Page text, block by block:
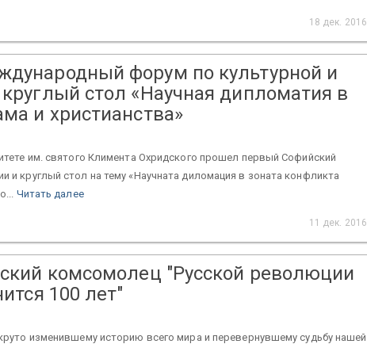
18 дек. 2016
форум по культурной и
стол «Научная дипломатия в
и христианства»
им. святого Климента Охридского прошел первый Софийский
и круглый стол на тему «Научната диломация в зоната конфликта
Читать далее
11 дек. 2016
комсомолец "Русской революции
100 лет"
изменившему историю всего мира и перевернувшему судьбу нашей